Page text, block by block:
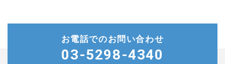
お電話でのお問い合わせ
03-5298-4340